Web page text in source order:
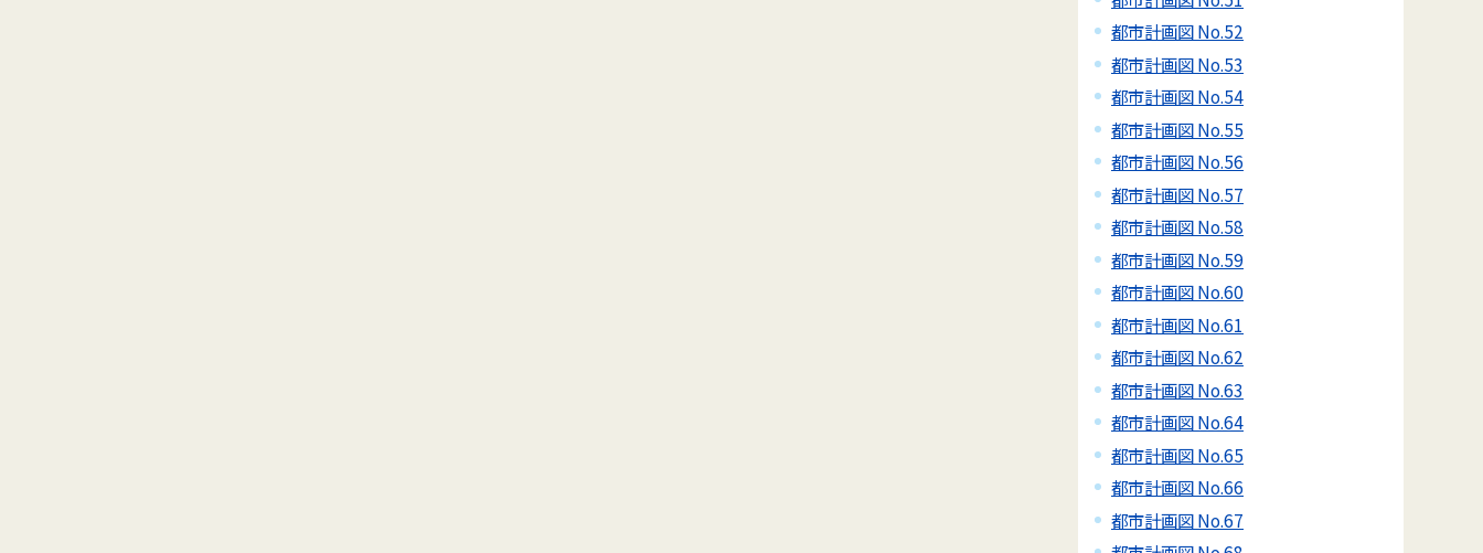
都市計画図 No.52
都市計画図 No.53
都市計画図 No.54
都市計画図 No.55
都市計画図 No.56
都市計画図 No.57
都市計画図 No.58
都市計画図 No.59
都市計画図 No.60
都市計画図 No.61
都市計画図 No.62
都市計画図 No.63
都市計画図 No.64
都市計画図 No.65
都市計画図 No.66
都市計画図 No.67